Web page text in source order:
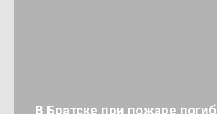
В Братске при пожаре погиб